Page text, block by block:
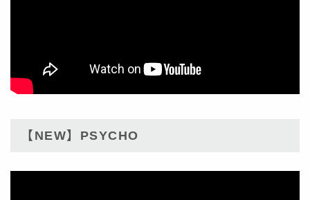
【NEW】PSYCHO